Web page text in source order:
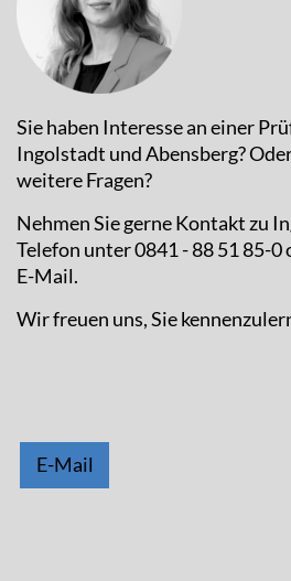
Sie haben Interesse an einer
Ingolstadt und Abensberg?
weitere Fragen?
Nehmen Sie gerne Kontakt zu
Telefon unter 0841 - 88 51 85-0
E-Mail.
Wir freuen uns, Sie
E-Mail